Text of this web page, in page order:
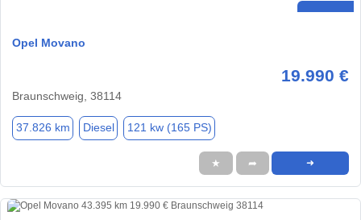
Opel Movano
19.990 €
Braunschweig, 38114
37.826 km Diesel 121 kw (165 PS)
★ ➦ ➜